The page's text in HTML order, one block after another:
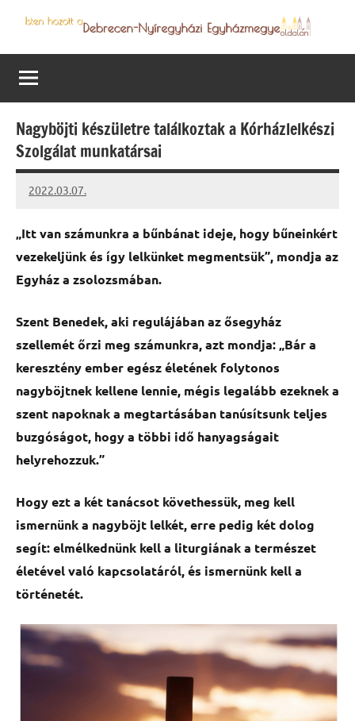
content
Debrecen-
Nyíregyházi
Egyházmegye
programjai
Nagyböjti készületre találkoztak a Kórházlelkészi
Szolgálat munkatársai
2022.03.07.
kovacs.agi
„Itt van számunkra a bűnbánat ideje, hogy bűneinkért
vezekeljünk és így lelkünket megmentsük”, mondja az
Egyház a zsolozsmában.
Szent Benedek, aki regulájában az ősegyház
szellemét őrzi meg számunkra, azt mondja: „Bár a
keresztény ember egész életének folytonos
nagyböjtnek kellene lennie, mégis legalább ezeknek a
szent napoknak a megtartásában tanúsítsunk teljes
buzgóságot, hogy a többi idő hanyagságait
helyrehozzuk.”
Hogy ezt a két tanácsot követhessük, meg kell
ismernünk a nagyböjt lelkét, erre pedig két dolog
segít: elmélkednünk kell a liturgiának a természet
életével való kapcsolatáról, és ismernünk kell a
történetét.